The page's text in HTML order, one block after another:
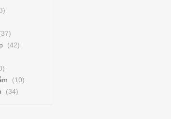
(42)
(10)
(34)